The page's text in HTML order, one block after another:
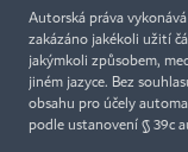
Autorská práva
zakázáno jakékoli užití
jakýmkoli způsobem,
jiném jazyce. Bez
obsahu pro účely
podle ustanovení § 39c